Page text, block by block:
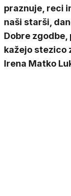
praznuje, reci
naši starši,
Dobre zgodbe,
kažejo stezico
Irena Matko